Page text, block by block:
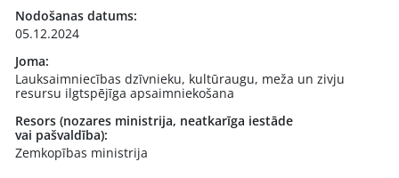
Nodošanas datums:
05.12.2024
Joma:
Lauksaimniecības dzīvnieku, kultūraugu, meža un zivju
resursu ilgtspējīga apsaimniekošana
Resors (nozares ministrija, neatkarīga iestāde
vai pašvaldība):
Zemkopības ministrija